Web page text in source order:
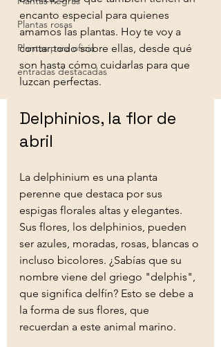
Plantas rosas
Plantas para oficia
entradas destacadas
encanto especial para quienes
amamos las plantas. Hoy te voy a
contar todo sobre ellas, desde qué
son hasta cómo cuidarlas para que
luzcan perfectas.
Delphinios, la flor de
abril
La delphinium es una planta
perenne que destaca por sus
espigas florales altas y elegantes.
Sus flores, los delphinios, pueden
ser azules, moradas, rosas, blancas o
incluso bicolores. ¿Sabías que su
nombre viene del griego "delphis",
que significa delfín? Esto se debe a
la forma de sus flores, que
recuerdan a este animal marino.